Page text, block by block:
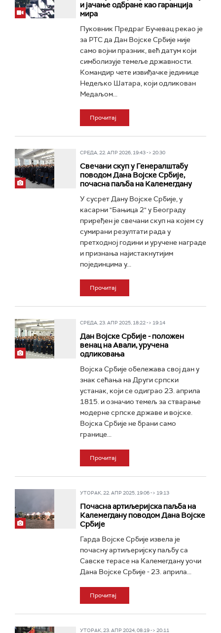
и јачање одбране као гаранција
мира
Пуковник Предраг Бучевац рекао је
за РТС да Дан Војске Србије није
само војни празник, већ датум који
симболизује темеље државности.
Командир чете извиђачке јединице
Недељко Шатара, који одликован
Медаљом...
Прочитај
СРЕДА, 22. АПР 2026, 19:43 -> 20:30
Свечани скуп у Генералштабу
поводом Дана Војске Србије,
почасна паљба на Калемегдану
У сусрет Дану Војске Србије, у
касарни "Бањица 2" у Београду
приређен је свечани скуп на којем су
сумирани резултати рада у
претходној години и уручене награде
и признања најистакнутијим
појединцима у...
Прочитај
СРЕДА, 23. АПР 2025, 18:22 -> 19:14
Дан Војске Србије - положен
венац на Авали, уручена
одликовања
Војска Србије обележава свој дан у
знак сећања на Други српски
устанак, који се одиграо 23. априла
1815. и означио темељ за стварање
модерне српске државе и војске.
Војска Србије не брани само
границе...
Прочитај
УТОРАК, 22. АПР 2025, 19:06 -> 19:13
Почасна артиљеријска паљба на
Калемегдану поводом Дана Војске
Србије
Гарда Војске Србије извела је
почасну артиљеријску паљбу са
Савске терасе на Калемегдану уочи
Дана Војске Србије - 23. априла...
Прочитај
УТОРАК, 23. АПР 2024, 08:19 -> 20:11